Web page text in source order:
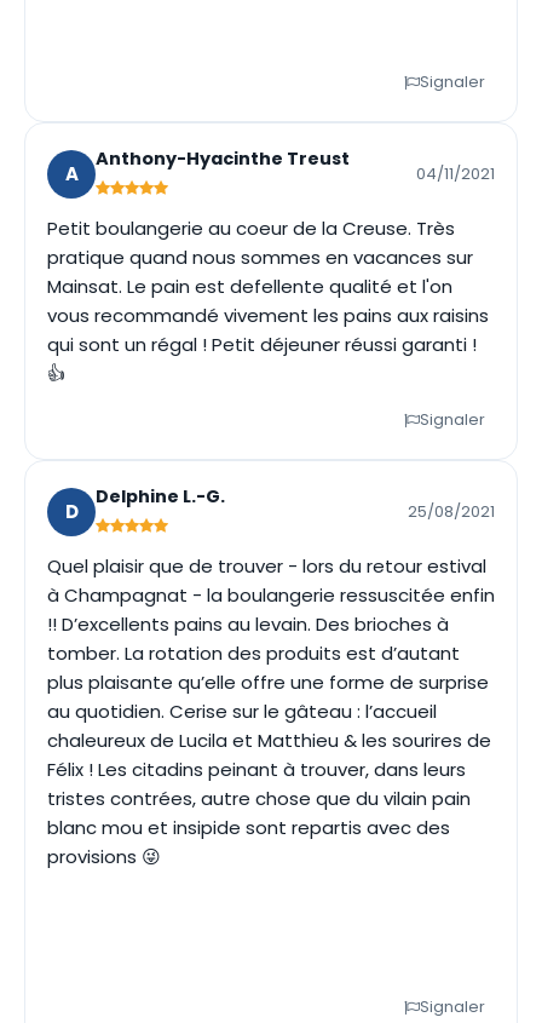
Signaler
A
Anthony-Hyacinthe Treust
04/11/2021
Petit boulangerie au coeur de la Creuse. Très
pratique quand nous sommes en vacances sur
Mainsat. Le pain est defellente qualité et l'on
vous recommandé vivement les pains aux raisins
qui sont un régal ! Petit déjeuner réussi garanti !
👍
Signaler
D
Delphine L.-G.
25/08/2021
Quel plaisir que de trouver - lors du retour estival
à Champagnat - la boulangerie ressuscitée enfin
!! D’excellents pains au levain. Des brioches à
tomber. La rotation des produits est d’autant
plus plaisante qu’elle offre une forme de surprise
au quotidien. Cerise sur le gâteau : l’accueil
chaleureux de Lucila et Matthieu & les sourires de
Félix ! Les citadins peinant à trouver, dans leurs
tristes contrées, autre chose que du vilain pain
blanc mou et insipide sont repartis avec des
provisions 😜
Signaler